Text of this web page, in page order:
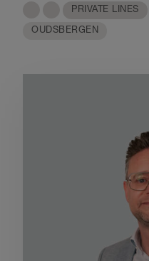
PRIVATE LINES
OUDSBERGEN